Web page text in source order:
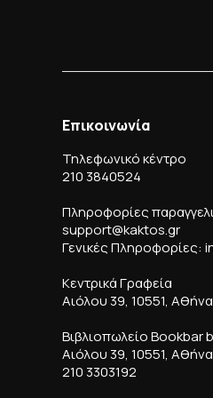
Επικοινωνία
Τηλεφωνικό κέντρο
210 3840524
Πληροφορίες
support@kaktos.gr
Γενικές Πληροφορίες:
Κεντρικά Γραφεία
Αιόλου 39, 10551, Αθήνα
Βιβλιοπωλείο Bookbar
Αιόλου 39, 10551, Αθήνα
210 3303192